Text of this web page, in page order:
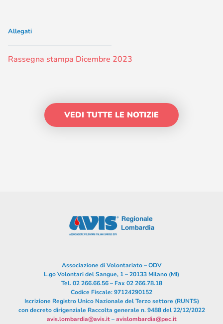
Allegati
Rassegna stampa Dicembre 2023
VEDI TUTTE LE NOTIZIE
Associazione di Volontariato – ODV
L.go Volontari del Sangue, 1 – 20133 Milano (MI)
Tel. 02 266.66.56 – Fax 02 266.78.18
Codice Fiscale: 97124290152
Iscrizione Registro Unico Nazionale del Terzo settore (RUNTS)
con decreto dirigenziale Raccolta generale n. 9488 del 22/12/2022
avis.lombardia@avis.it–avislombardia@pec.it